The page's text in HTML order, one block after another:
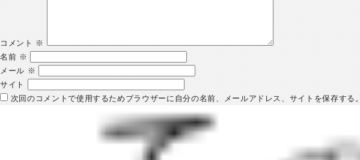
コメント
※
名前 ※
メール ※
サイト
次回のコメントで使用するためブラウザーに自分の名前、メールアドレス、サイトを保存する。